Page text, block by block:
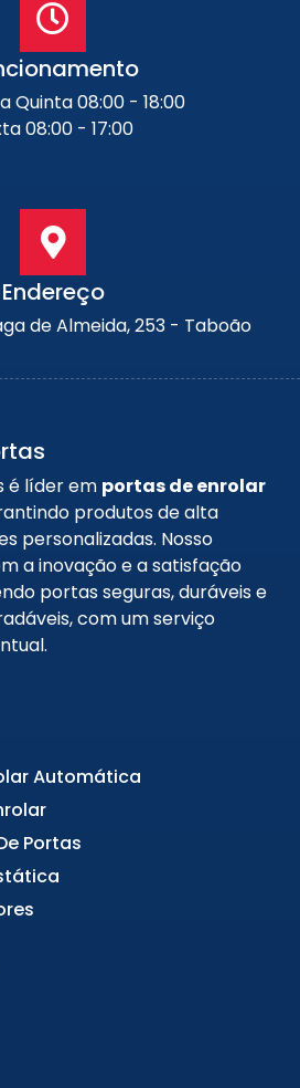
Quinta 08:00 - 18:00
08:00 - 17:00
Endereço
de Almeida, 253 - Taboão
é líder em portas de enrolar
produtos de alta
personalizadas. Nosso
a inovação e a satisfação
portas seguras, duráveis e
com um serviço
Automática
Portas